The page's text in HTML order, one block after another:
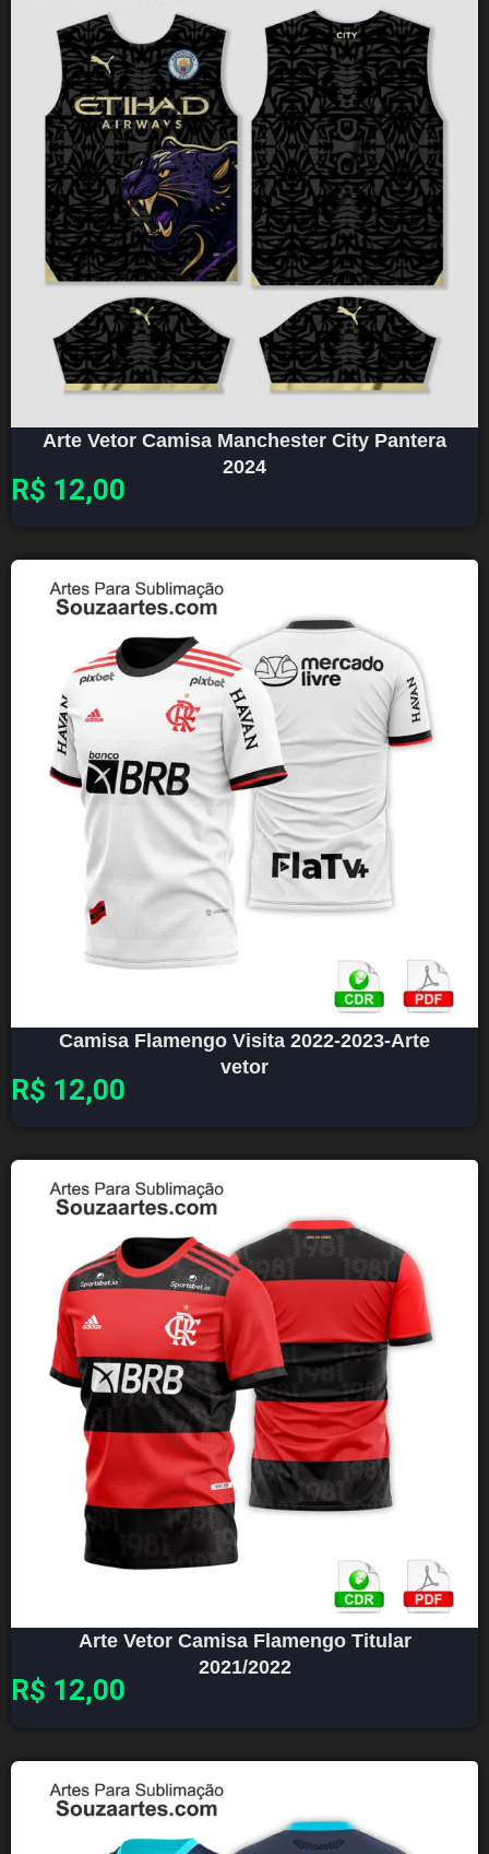
Arte Vetor Camisa Manchester City Pantera
2024
R$ 12,00
Camisa Flamengo Visita 2022-2023-Arte
vetor
R$ 12,00
Arte Vetor Camisa Flamengo Titular
2021/2022
R$ 12,00